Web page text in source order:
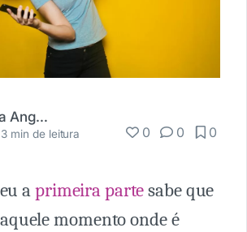
Valeska Angelo Torres
3 min de leitura 0 0 0
aprimeira partesabe que
momento onde é